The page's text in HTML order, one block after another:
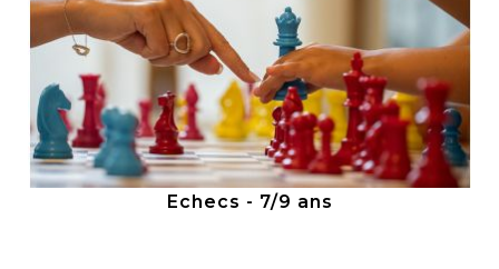
Echecs - 7/9 ans